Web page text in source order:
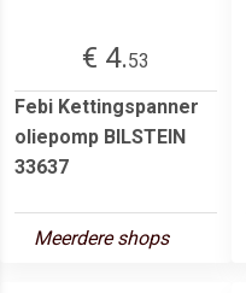
€ 4.53
Febi Kettingspanner
oliepomp BILSTEIN
33637
Meerdere shops